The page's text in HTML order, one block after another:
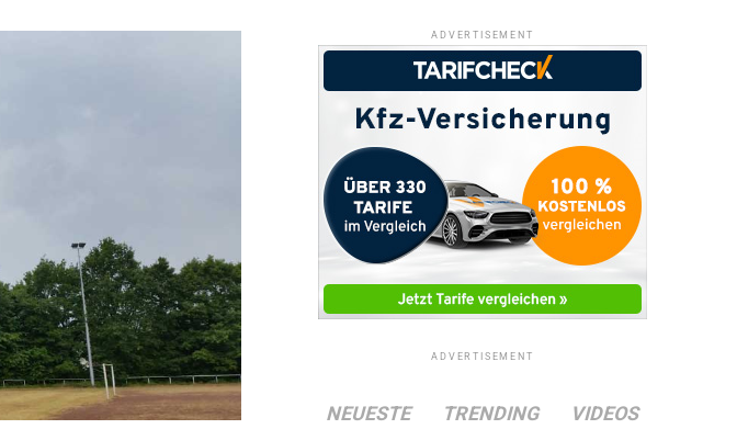
ADVERTISEMENT
ADVERTISEMENT
NEUESTE TRENDING VIDEOS